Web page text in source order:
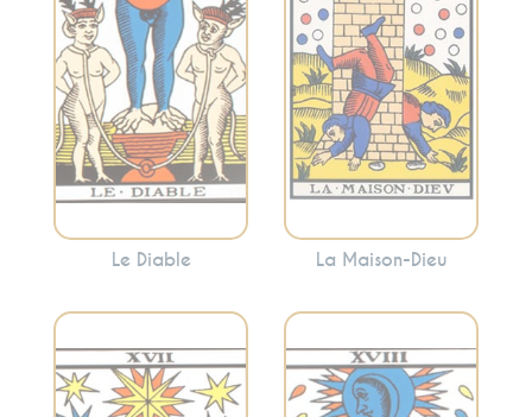
mettre en évidence
les aspects de votre
vie où vous vous
sentez piégé ou
enchaîné.
Le Diable
libération. La
Maison-Dieu peut
indiquer des
changements
dramatiques mais
nécessaires.
La Maison-Dieu
Évoque les